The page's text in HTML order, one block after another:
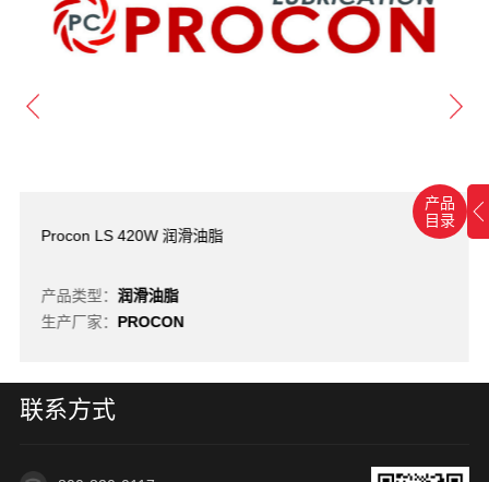
产品
目录
Procon LS 420W 润滑油脂
产品类型： 润滑油脂
生产厂家： PROCON
联系方式